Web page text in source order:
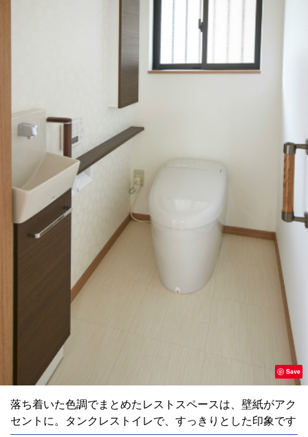
Save
落ち着いた色調でまとめたレストスペースは、壁紙がアク
セントに。タンクレストイレで、すっきりとした印象です